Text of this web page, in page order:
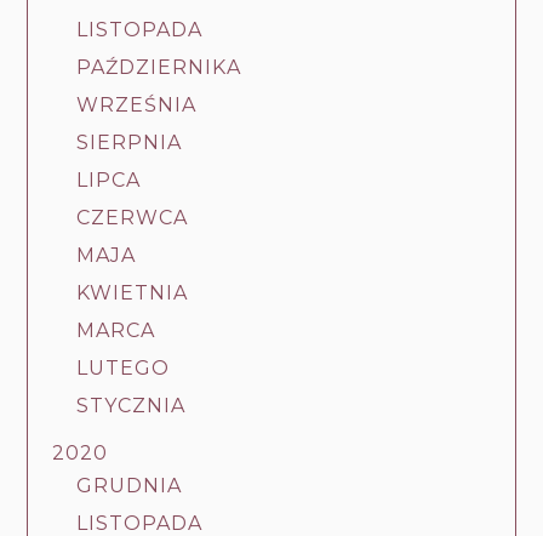
LISTOPADA
PAŹDZIERNIKA
WRZEŚNIA
SIERPNIA
LIPCA
CZERWCA
MAJA
KWIETNIA
MARCA
LUTEGO
STYCZNIA
2020
GRUDNIA
LISTOPADA